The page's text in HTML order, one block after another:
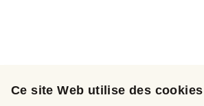
Ce site Web utilise des cookies